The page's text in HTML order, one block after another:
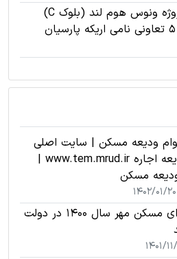
پیش فروش پروژه ونوس هوم لند (بلوک C)
ودیعه مسکن | سایت اصلی
ثبت نام وام ودیعه اجاره www.tem.mrud.ir |
مسکن
مقدار واریزی برای مسکن مهر سال 1400 در دولت